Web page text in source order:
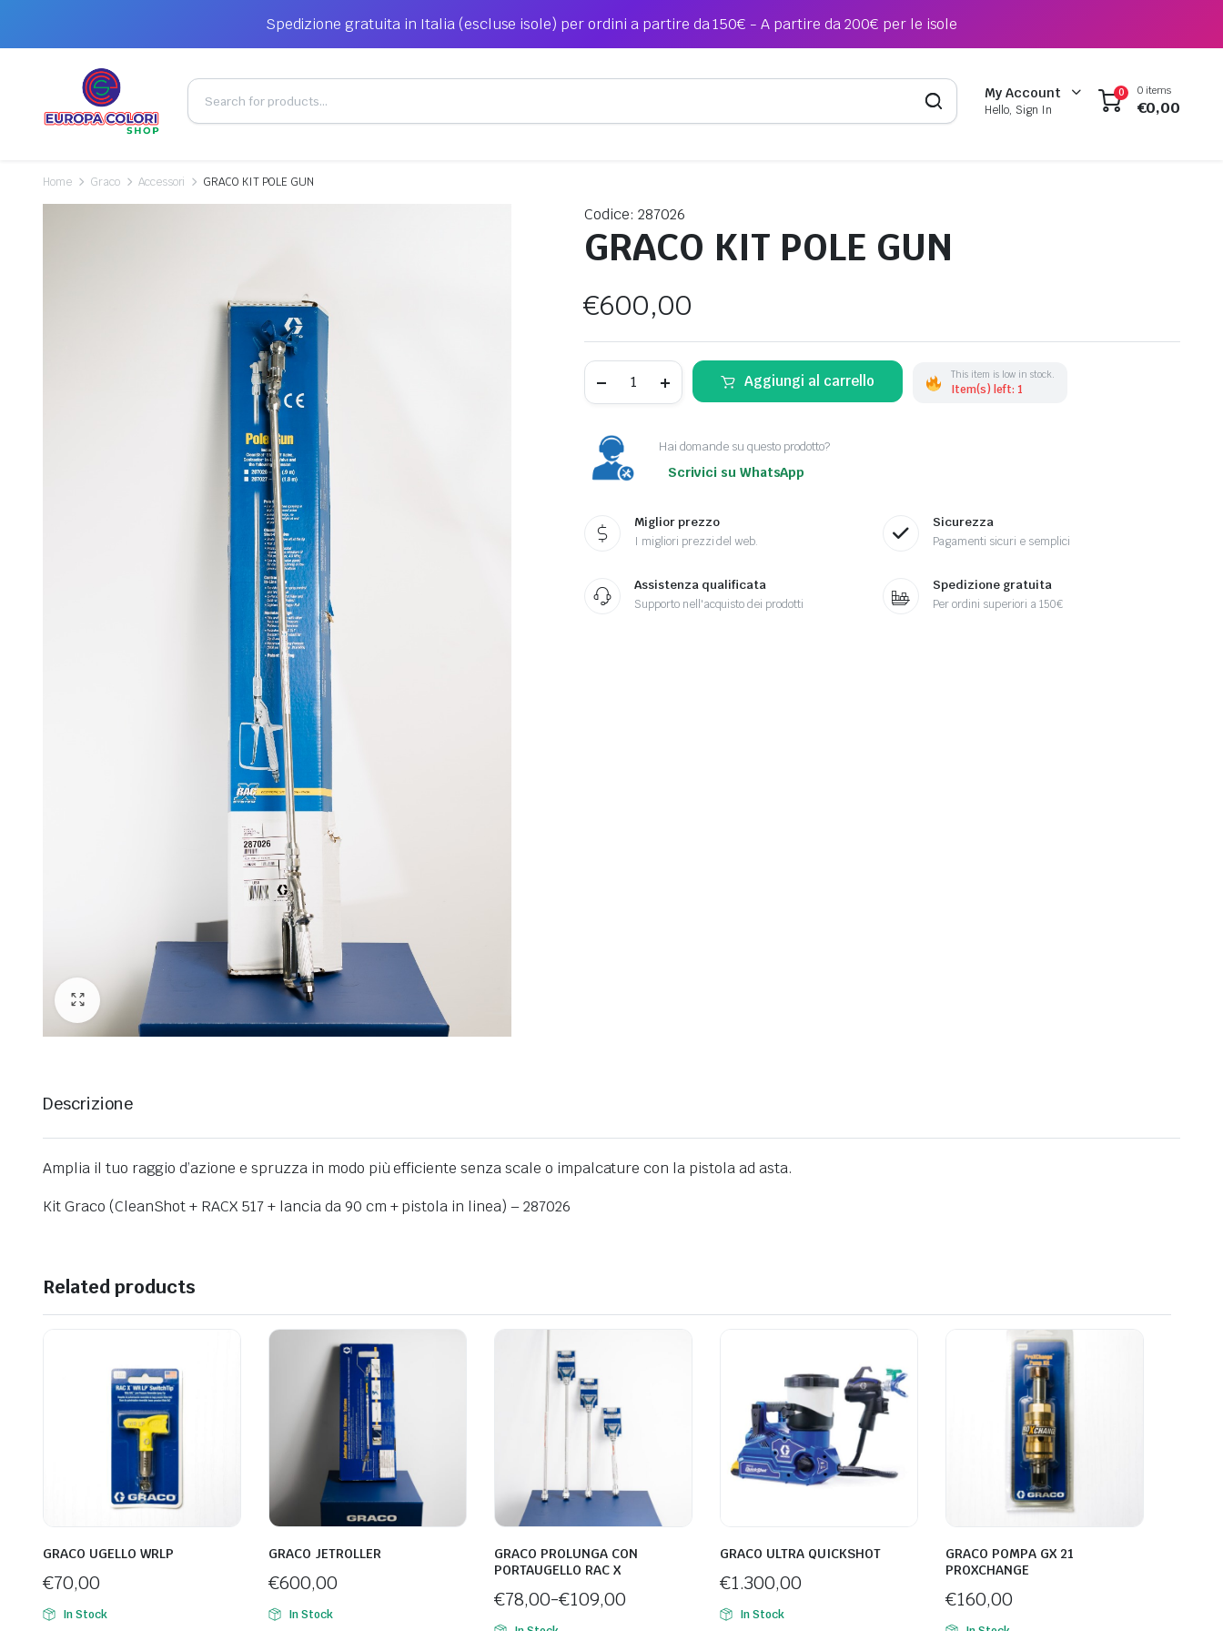
Spedizione gratuita in Italia (escluse isole) per ordini a partire da 150€ - A partire da 200€ per le isole
My Account
Hello, Sign In
0 0 items
€0,00
Home Graco Accessori GRACO KIT POLE GUN
Codice: 287026
GRACO KIT POLE GUN
€600,00
KIT
Aggiungi al carrello This item is low in stock.
Item(s) left: 1
Hai domande su questo prodotto?
Scrivici su WhatsApp
Miglior prezzo
I migliori prezzi del web.
Sicurezza
Pagamenti sicuri e semplici
Assistenza qualificata
Supporto nell'acquisto dei prodotti
Spedizione gratuita
Per ordini superiori a 150€
Descrizione
Amplia il tuo raggio d’azione e spruzza in modo più efficiente senza scale o impalcature con la pistola ad asta.
Kit Graco (CleanShot + RACX 517 + lancia da 90 cm + pistola in linea) – 287026
Related products
GRACO UGELLO WRLP
€70,00
In Stock
GRACO JETROLLER
€600,00
In Stock
GRACO PROLUNGA CON
PORTAUGELLO RAC X
€78,00-€109,00
Fascia
GRACO ULTRA QUICKSHOT
€1.300,00
In Stock
GRACO POMPA GX 21
PROXCHANGE
€160,00